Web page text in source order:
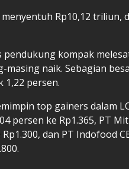
Rp10,12 triliun,
kompak
masing naik. Sebagian
1,22 persen.
top gainers dalam
persen ke Rp1.365, PT
dan PT Indofood